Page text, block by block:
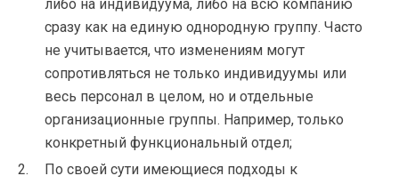
либо на индивидуума, либо на всю компанию
сразу как на единую однородную группу. Часто
не учитывается, что изменениям могут
сопротивляться не только индивидуумы или
весь персонал в целом, но и отдельные
организационные группы. Например, только
конкретный функциональный отдел;
По своей сути имеющиеся подходы к